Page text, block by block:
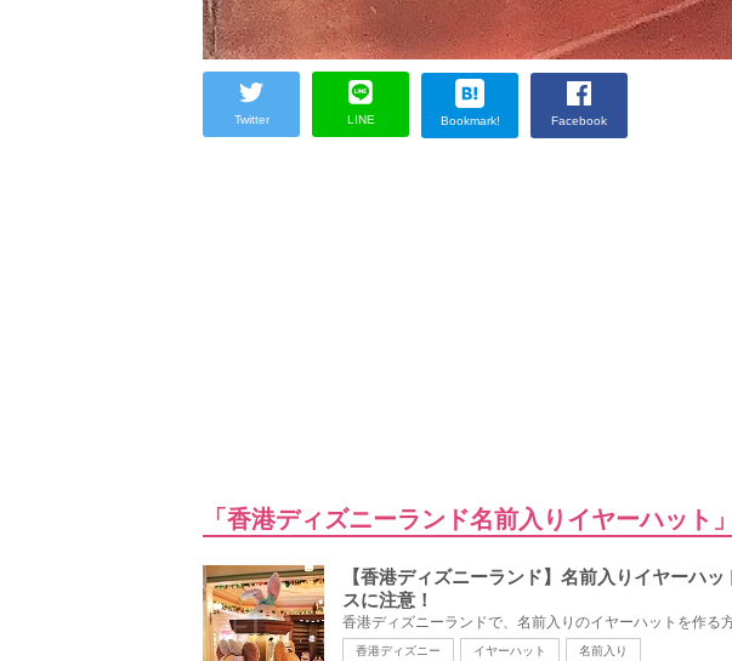
Twitter LINE Bookmark! Facebook
「香港ディズニーランド名前入りイヤーハット
【香港ディズニーランド】名前入りイヤーハ
スに注意！
香港ディズニーランドで、名前入りのイヤーハットを作る
香港ディズニー イヤーハット 名前入り